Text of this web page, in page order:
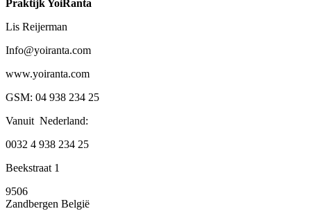
Praktijk YoiRanta
Lis Reijerman
Info@yoiranta.com
www.yoiranta.com
GSM: 04 938 234 25
Vanuit Nederland:
0032 4 938 234 25
Beekstraat 1
9506
Zandbergen België